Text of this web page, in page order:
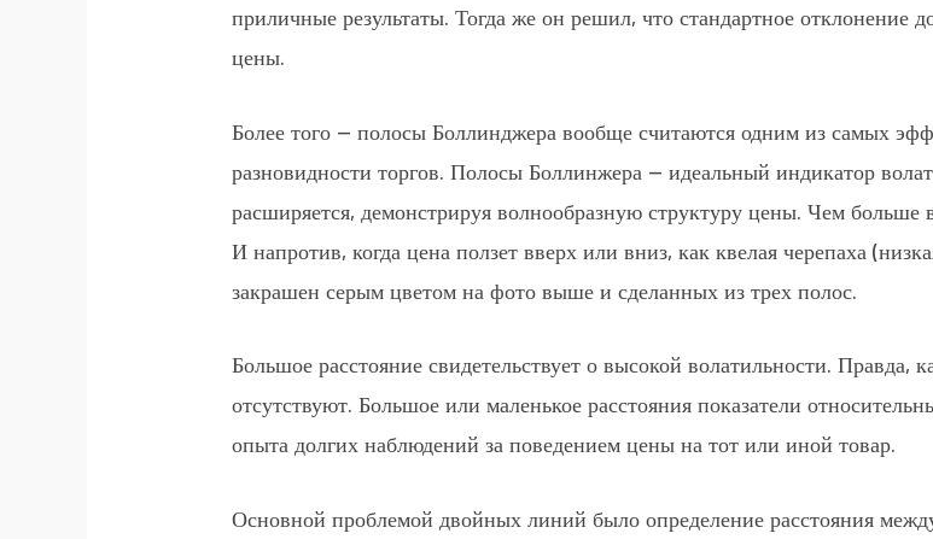
приличные результаты. Тогда же он решил, что стандартное отклонение
цены.
Более того — полосы Боллинджера вообще считаются одним из самых
разновидности торгов. Полосы Боллинжера — идеальный индикатор
расширяется, демонстрируя волнообразную структуру цены. Чем
И напротив, когда цена ползет вверх или вниз, как квелая черепаха
закрашен серым цветом на фото выше и сделанных из трех полос.
Большое расстояние свидетельствует о высокой волатильности. Правда,
отсутствуют. Большое или маленькое расстояния показатели
опыта долгих наблюдений за поведением цены на тот или иной товар.
Основной проблемой двойных линий было определение расстояния